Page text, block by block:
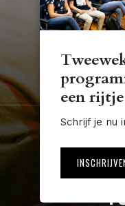
een
Schrijf je nu